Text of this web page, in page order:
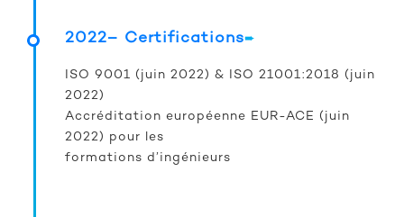
2022– Certifications➨
ISO 9001 (juin 2022) & ISO 21001:2018 (juin
2022)
Accréditation européenne EUR-ACE (juin
2022) pour les
formations d’ingénieurs